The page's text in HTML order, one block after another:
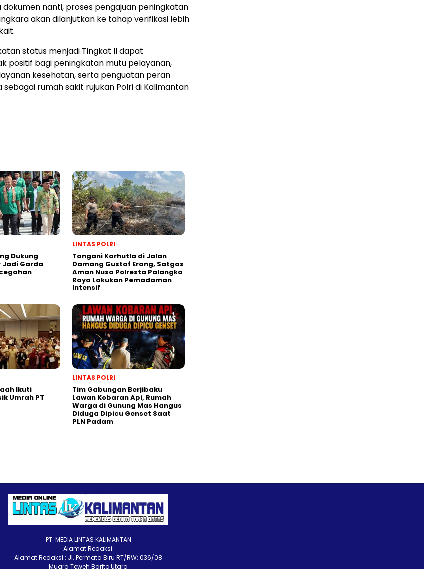
nanti, proses pengajuan peningkatan
akan dilanjutkan ke tahap verifikasi lebih
status menjadi Tingkat II dapat
positif bagi peningkatan mutu pelayanan,
kesehatan, serta penguatan peran
sebagai rumah sakit rujukan Polri di Kalimantan
Dukung
Jadi Garda
LINTAS POLRI
Tangani Karhutla di Jalan
Damang Gustaf Erang, Satgas
Aman Nusa Polresta Palangka
Raya Lakukan Pemadaman
Intensif
Ikuti
Umrah PT
LINTAS POLRI
Tim Gabungan Berjibaku
Lawan Kobaran Api, Rumah
Warga di Gunung Mas Hangus
Diduga Dipicu Genset Saat
PLN Padam
PT. MEDIA LINTAS KALIMANTAN
Alamat Redaksi:
Alamat Redaksi : Jl. Permata Biru RT/RW: 036/08
Muara Teweh Barito Utara